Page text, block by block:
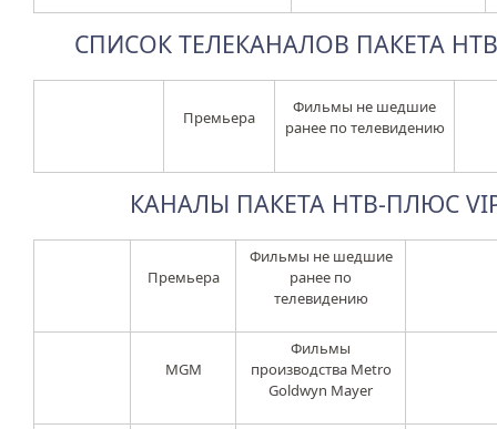
СПИСОК ТЕЛЕКАНАЛОВ ПАКЕТА
Премьера
Фильмы не шедшие
ранее по телевидению
КАНАЛЫ ПАКЕТА НТВ-ПЛЮС
Премьера
Фильмы не шедшие
ранее по
телевидению
MGM
Фильмы
производства Metro
Goldwyn Mayer